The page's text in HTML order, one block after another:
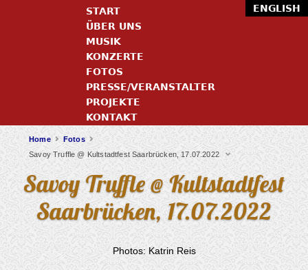
Home
Fotos
Savoy Truffle @ Kultstadtfest Saarbrücken, 17.07.2022
Savoy Truffle @ Kultstadtfest
Saarbrücken, 17.07.2022
Photos: Katrin Reis
START
ÜBER UNS
MUSIK
KONZERTE
FOTOS
PRESSE/VERANSTALTER
PROJEKTE
KONTAKT
ENGLISH